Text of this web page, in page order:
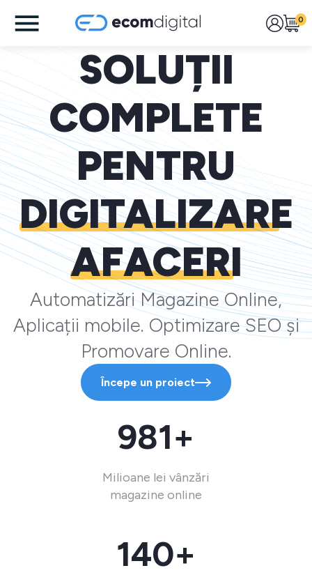
0
SOLUȚII
COMPLETE
PENTRU
DIGITALIZARE
AFACERI
Automatizări Magazine Online,
Aplicații mobile. Optimizare SEO și
Promovare Online.
Începe un proiect
981+
Milioane lei vânzări
magazine online
140+